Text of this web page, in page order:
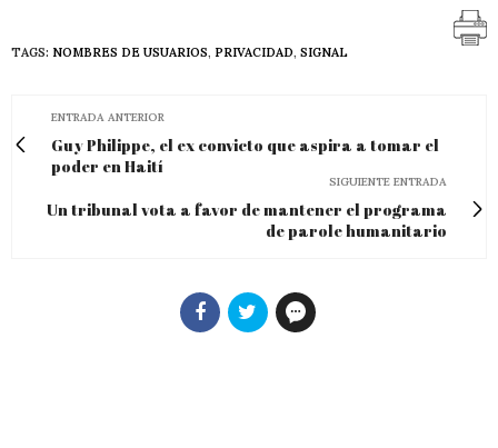
TAGS: NOMBRES DE USUARIOS, PRIVACIDAD, SIGNAL
ENTRADA ANTERIOR
Guy Philippe, el ex convicto que aspira a tomar el
poder en Haití
SIGUIENTE ENTRADA
Un tribunal vota a favor de mantener el programa
de parole humanitario